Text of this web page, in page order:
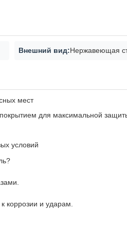
Внешний вид:Нержавеющая
мест
для максимальной
условий
коррозии и ударам.